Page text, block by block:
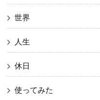
世界
人生
休日
使ってみた